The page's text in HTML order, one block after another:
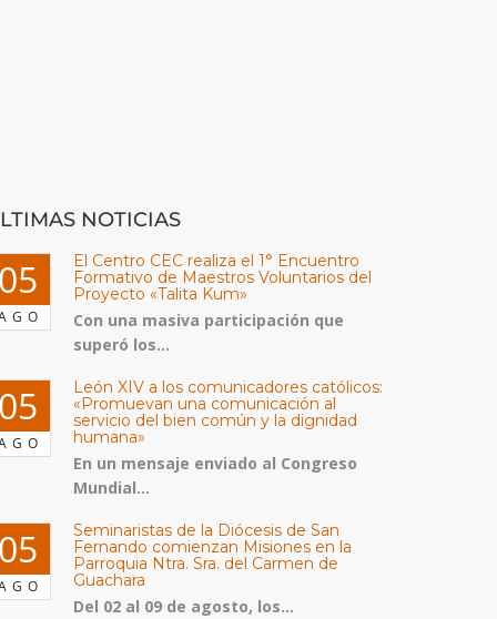
NOTICIAS
El Centro CEC realiza el 1° Encuentro
Formativo de Maestros Voluntarios del
Proyecto «Talita Kum»
Con una masiva participación que
superó los...
León XIV a los comunicadores católicos:
«Promuevan una comunicación al
servicio del bien común y la dignidad
humana»
En un mensaje enviado al Congreso
Mundial...
Seminaristas de la Diócesis de San
Fernando comienzan Misiones en la
Parroquia Ntra. Sra. del Carmen de
Guachara
Del 02 al 09 de agosto, los...